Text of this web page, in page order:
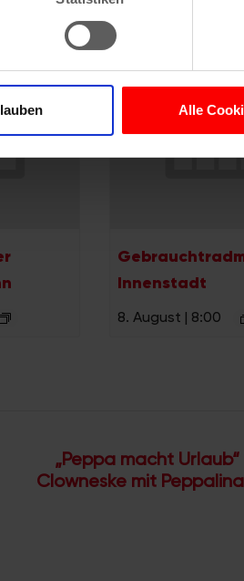
werden, und legen Sie Ihre
Funktionen für soziale Medien
wir Informationen zu Ihrer
weiter. Unsere Partner führen
Alle
Innenstadt
8. August | 8:00
„Peppa macht
Clowneske mit